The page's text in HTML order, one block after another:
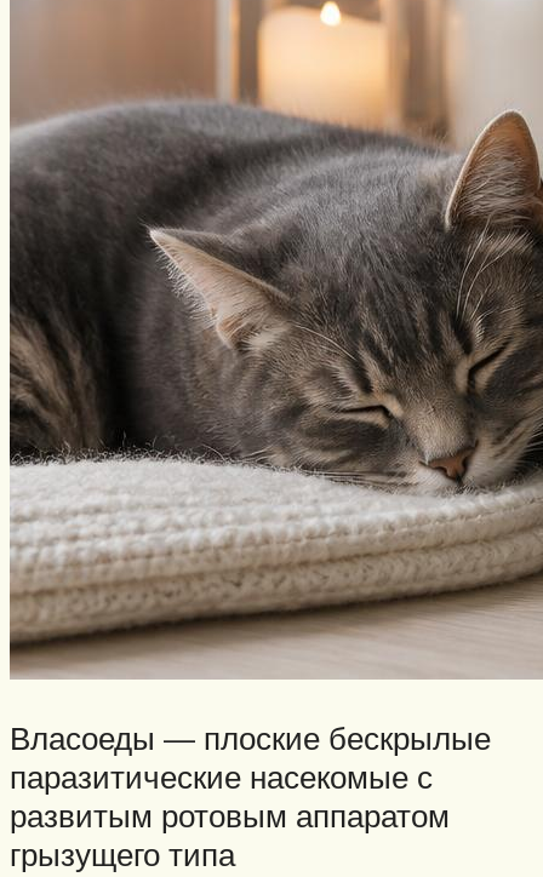
Власоеды — плоские бескрылые
паразитические насекомые с
развитым ротовым аппаратом
грызущего типа